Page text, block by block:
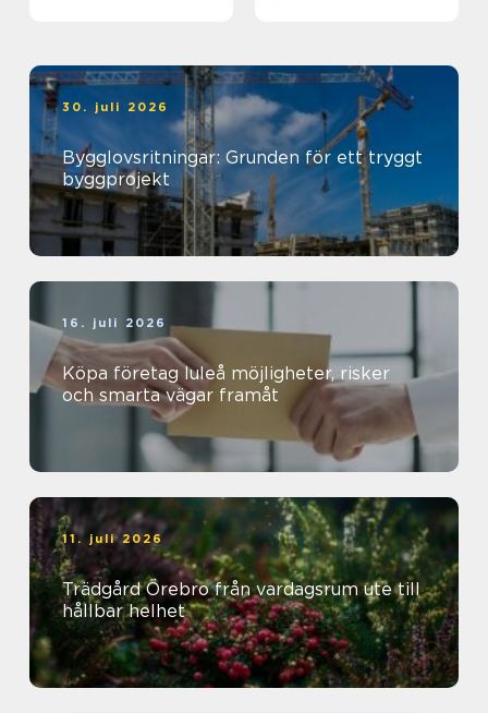
30. juli 2026
Bygglovsritningar: Grunden för ett tryggt
byggprojekt
16. juli 2026
Köpa företag luleå möjligheter, risker
och smarta vägar framåt
11. juli 2026
Trädgård Örebro från vardagsrum ute till
hållbar helhet